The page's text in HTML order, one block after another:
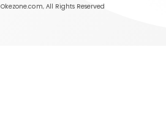
Okezone.com, All Rights Reserved